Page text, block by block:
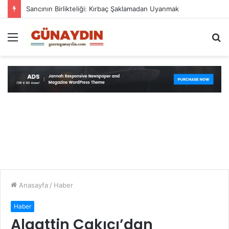
Sancının Birlikteliği: Kırbaç Şaklamadan Uyanmak
Menü
Anasayfa / Haber
Haber
Alaattin Çakıcı’dan